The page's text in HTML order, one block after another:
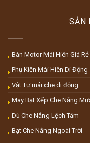
SẢN
Bán Motor Mái Hiên Giá Rẻ
Phụ Kiện Mái Hiên Di Động
Vật Tư mái che di động
May Bạt Xếp Che Nắng
Dù Che Nắng Lệch Tâm
Bạt Che Nắng Ngoài Trời